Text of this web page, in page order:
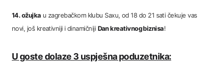
14. ožujka u zagrebačkom klubu Saxu, od 18 do 21 sati čekuje vas
novi, još kreativniji i dinamičniji Dan kreativnog biznisa!
U goste dolaze 3 uspješna poduzetnika: